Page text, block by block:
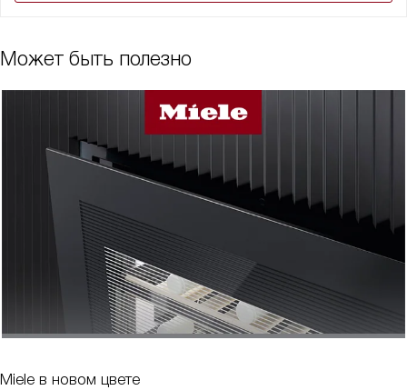
Может быть полезно
Miele в новом цвете